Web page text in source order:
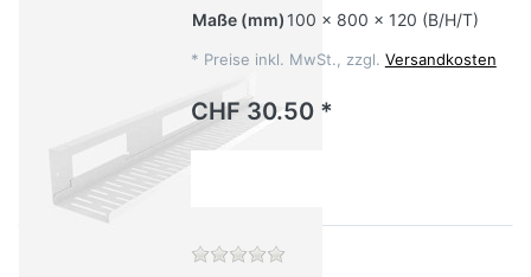
Maße (mm) 100 x 800 x 120 (B/H/T)
* Preise inkl. MwSt., zzgl. Versandkosten
CHF 30.50 *
Zu diesem Produkt liegen